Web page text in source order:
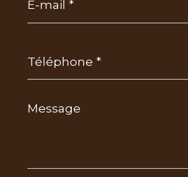
*
Message
*